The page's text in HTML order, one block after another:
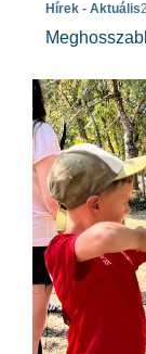
Hírek - Aktuális